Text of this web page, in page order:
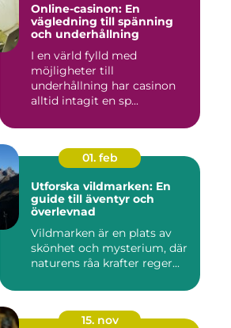
Online-casinon: En
vägledning till spänning
och underhållning
I en värld fylld med
möjligheter till
underhållning har casinon
alltid intagit en sp...
01. feb
Utforska vildmarken: En
guide till äventyr och
överlevnad
Vildmarken är en plats av
skönhet och mysterium, där
naturens råa krafter reger...
15. nov